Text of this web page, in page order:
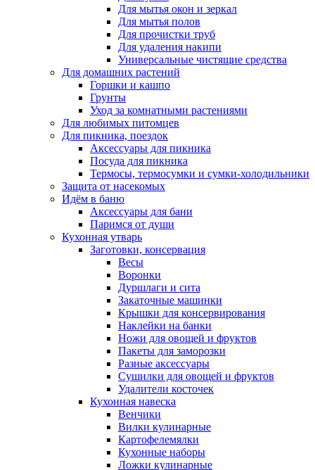
Для мытья окон и зеркал
Для мытья полов
Для прочистки труб
Для удаления накипи
Универсальные чистящие средства
Для домашних растений
Горшки и кашпо
Грунты
Уход за комнатными растениями
Для любимых питомцев
Для пикника, поездок
Аксессуары для пикника
Посуда для пикника
Термосы, термосумки и сумки-холодильники
Защита от насекомых
Идём в баню
Аксессуары для бани
Паримся от души
Кухонная утварь
Заготовки, консервация
Весы
Воронки
Дуршлаги и сита
Закаточные машинки
Крышки для консервирования
Наклейки на банки
Ножи для овощей и фруктов
Пакеты для заморозки
Разные аксессуары
Сушилки для овощей и фруктов
Удалители косточек
Кухонная навеска
Венчики
Вилки кулинарные
Картофелемялки
Кухонные наборы
Ложки кулинарные